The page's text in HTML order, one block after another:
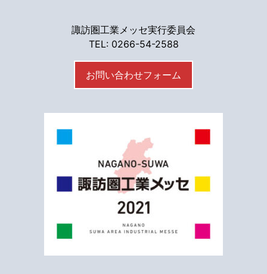
諏訪圏工業メッセ実行委員会
TEL: 0266-54-2588
お問い合わせフォーム